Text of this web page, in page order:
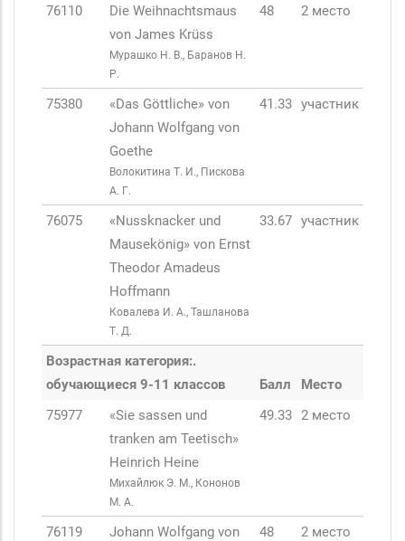
76110
Die Weihnachtsmaus
von James Krüss
Мурашко Н. В., Баранов Н.
Р.
48 2 место
75380
«Das Göttliche» von
Johann Wolfgang von
Goethe
Волокитина Т. И., Пискова
А. Г.
41.33 участник
76075
«Nussknacker und
Mausekönig» von Ernst
Theodor Amadeus
Hoffmann
Ковалева И. А., Ташланова
Т. Д.
33.67 участник
Возрастная категория:.
обучающиеся 9-11 классов
Балл
Место
75977
«Sie sassen und
tranken am Teetisch»
Heinrich Heine
Михайлюк Э. М., Кононов
М. А.
49.33 2 место
76119
Johann Wolfgang von
48 2 место